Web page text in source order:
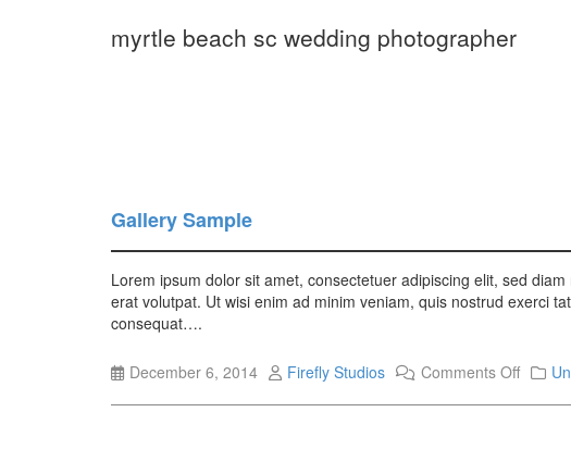
myrtle beach sc wedding photographer
Gallery Sample
Lorem ipsum dolor sit amet, consectetuer adipiscing elit, sed
erat volutpat. Ut wisi enim ad minim veniam, quis nostrud exerci
consequat….
December 6, 2014 Firefly Studios Comments Off